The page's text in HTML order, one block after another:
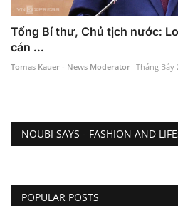
Tổng Bí thư, Chủ tịch nước:
cán ...
Tomas Kauer - News Moderator Tháng Bảy
NOUBI SAYS - FASHION AND
POPULAR POSTS